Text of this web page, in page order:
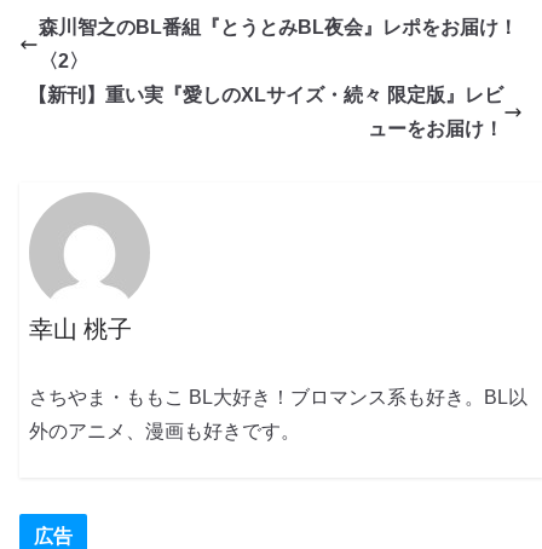
森川智之のBL番組『とうとみBL夜会』レポをお届け！
〈2〉
【新刊】重い実『愛しのXLサイズ・続々 限定版』レビ
ューをお届け！
幸山 桃子
さちやま・ももこ BL大好き！ブロマンス系も好き。BL以
外のアニメ、漫画も好きです。
広告